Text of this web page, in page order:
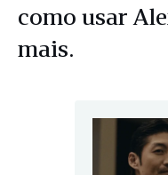
como usar
mais.